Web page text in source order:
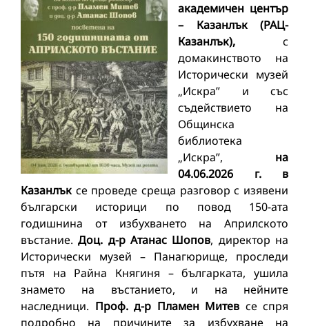
академичен център
– Казанлък (РАЦ-
Казанлък), с
домакинството на
Исторически музей
„Искра” и със
съдействието на
Общинска
библиотека
„Искра”, на
04.06.2026 г. в
Казанлък се проведе среща разговор с изявени
български историци по повод 150-ата
годишнина от избухването на Априлското
въстание.Доц. д-р Атанас Шопов, директор на
Исторически музей – Панагюрище, проследи
пътя на Райна Княгиня – българката, ушила
знамето на въстанието, и на нейните
наследници. Проф. д-р Пламен Митев се спря
подробно на причините за избухване на